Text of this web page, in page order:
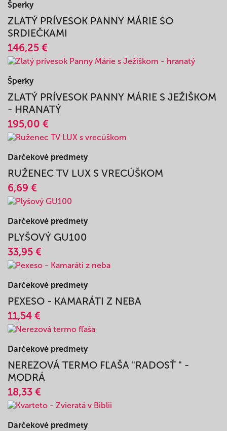
MÁRIE
273,75 €
Šperky
ZLATÝ PRÍVESOK PANNY MÁRIE SO
SRDIEČKAMI
146,25 €
Šperky
ZLATÝ PRÍVESOK PANNY MÁRIE S JEŽIŠKOM
- HRANATÝ
195,00 €
Darčekové predmety
RUŽENEC TV LUX S VRECÚŠKOM
6,69 €
Darčekové predmety
PLYŠOVÝ GU100
33,95 €
Darčekové predmety
PEXESO - KAMARÁTI Z NEBA
11,54 €
Darčekové predmety
NEREZOVÁ TERMO FĽAŠA "RADOSŤ " -
MODRÁ